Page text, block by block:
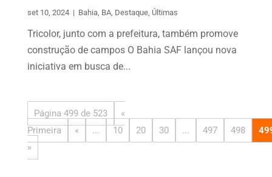
set 10, 2024 | Bahia, BA, Destaque, Últimas
Tricolor, junto com a prefeitura, também promove
construção de campos O Bahia SAF lançou nova
iniciativa em busca de...
Página 499 de 523
«
Primeira
« ... 10 20 30 ... 497 498
»